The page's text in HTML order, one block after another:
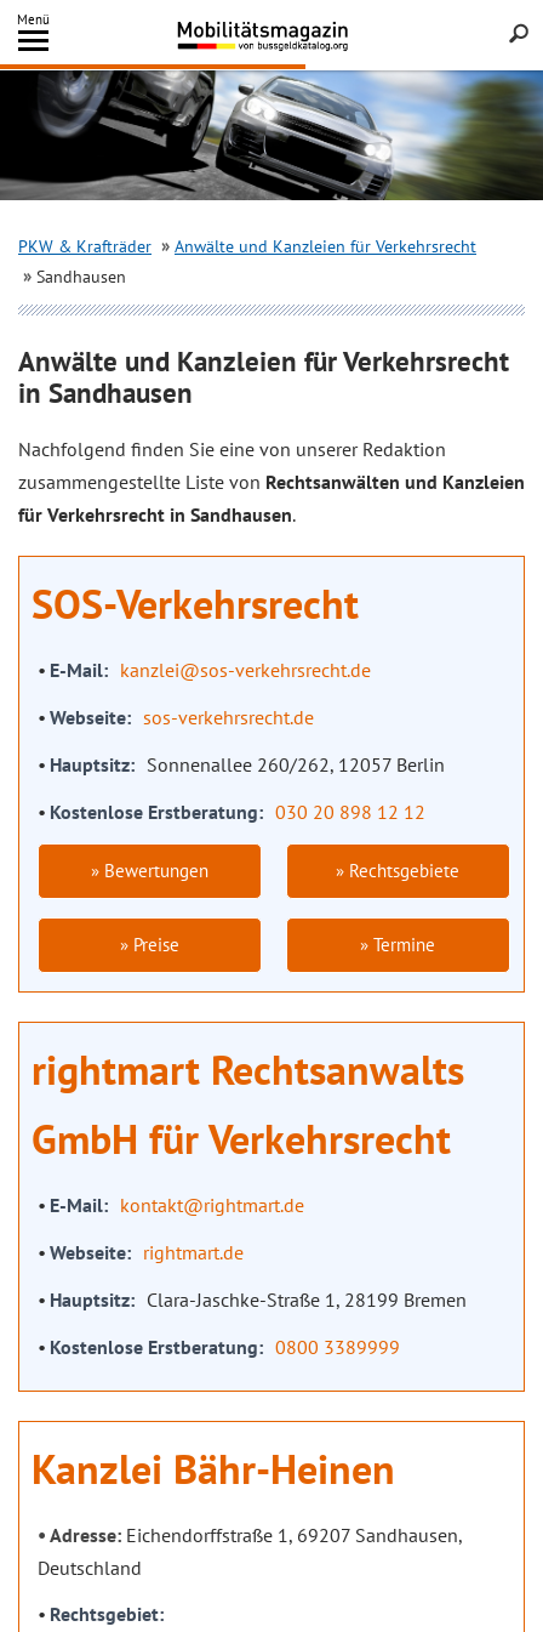
Inhalt
springen
Menü
Search
PKW & Krafträder
Anwälte und Kanzleien für Verkehrsrecht
Sandhausen
Anwälte und Kanzleien für Verkehrsrecht
in Sandhausen
Nachfolgend finden Sie eine von unserer Redaktion
zusammengestellte Liste von Rechtsanwälten und Kanzleien
für Verkehrsrecht in Sandhausen.
SOS-Verkehrsrecht
E-Mail
kanzlei@sos-verkehrsrecht.de
Webseite
sos-verkehrsrecht.de
Hauptsitz
Sonnenallee 260/262, 12057 Berlin
Kostenlose Erstberatung
030 20 898 12 12
» Bewertungen » Rechtsgebiete
» Preise » Termine
rightmart Rechtsanwalts
GmbH für Verkehrsrecht
E-Mail
kontakt@rightmart.de
Webseite
rightmart.de
Hauptsitz
Clara-Jaschke-Straße 1, 28199 Bremen
Kostenlose Erstberatung
0800 3389999
Kanzlei Bähr-Heinen
Adresse: Eichendorffstraße 1, 69207 Sandhausen,
Deutschland
Rechtsgebiet